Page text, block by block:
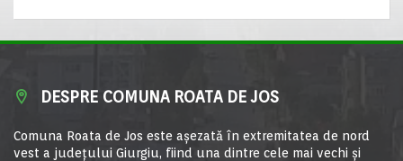
DESPRE COMUNA ROATA DE JOS
Comuna Roata de Jos este aşezată în extremitatea de nord
vest a judeţului Giurgiu, fiind una dintre cele mai vechi şi